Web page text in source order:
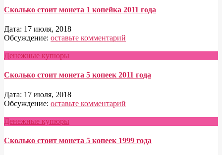
Сколько стоит монета 1 копейка 2011 года
Дата: 17 июля, 2018
Обсуждение: оставьте комментарий
Денежные купюры
Сколько стоит монета 5 копеек 2011 года
Дата: 17 июля, 2018
Обсуждение: оставьте комментарий
Денежные купюры
Сколько стоит монета 5 копеек 1999 года